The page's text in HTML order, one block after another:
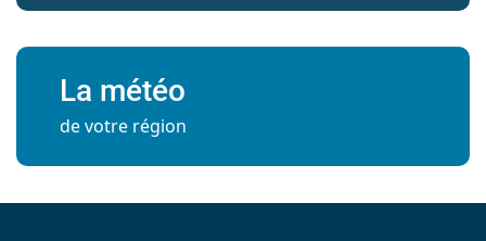
La météo
de votre région